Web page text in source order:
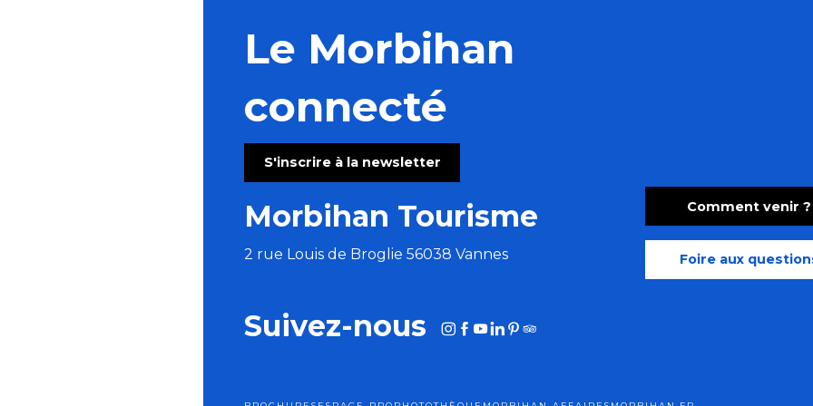
Le Morbihan
connecté
S'inscrire à la newsletter
Morbihan Tourisme
2 rue Louis de Broglie 56038 Vannes
Comment venir ?
Foire aux
Suivez-nous